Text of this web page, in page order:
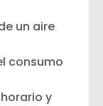
un aire
consumo
y